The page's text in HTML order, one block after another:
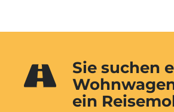
Sie suchen
ein